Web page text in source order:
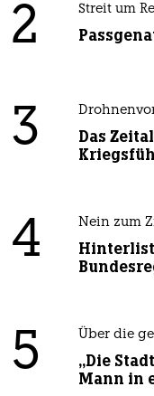
2 Streit um
3
Das
4 Nein zum
5 Über die
„Die
Mann in